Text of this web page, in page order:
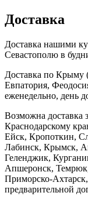
Доставка
Доставка нашими
Севастополю в
Доставка по Крыму
Евпатория,
еженедельно, день
Возможна доставка
Краснодарскому
Ейск, Кропоткин,
Лабинск, Крымск,
Геленджик,
Апшеронск,
Приморско-
предварительной